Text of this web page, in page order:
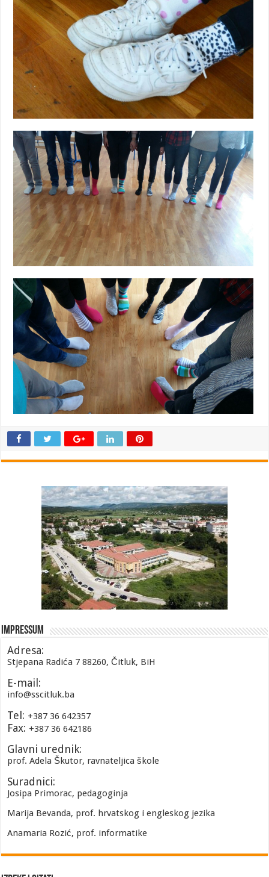
Impressum
Adresa:
Stjepana Radića 7 88260, Čitluk, BiH
E-mail:
info@sscitluk.ba
Tel: +387 36 642357
Fax: +387 36 642186
Glavni urednik:
prof. Adela Škutor, ravnateljica škole
Suradnici:
Josipa Primorac, pedagoginja
Marija Bevanda, prof. hrvatskog i engleskog jezika
Anamaria Rozić, prof. informatike